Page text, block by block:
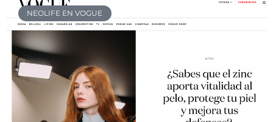
NEOLIFE EN VOGUE